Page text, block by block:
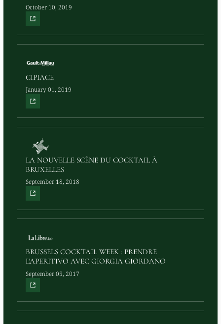
October 10, 2019
CIPIACE
January 01, 2019
LA NOUVELLE SCÈNE DU COCKTAIL À
BRUXELLES
September 18, 2018
BRUSSELS COCKTAIL WEEK : PRENDRE
L'APERITIVO AVEC GIORGIA GIORDANO
September 05, 2017